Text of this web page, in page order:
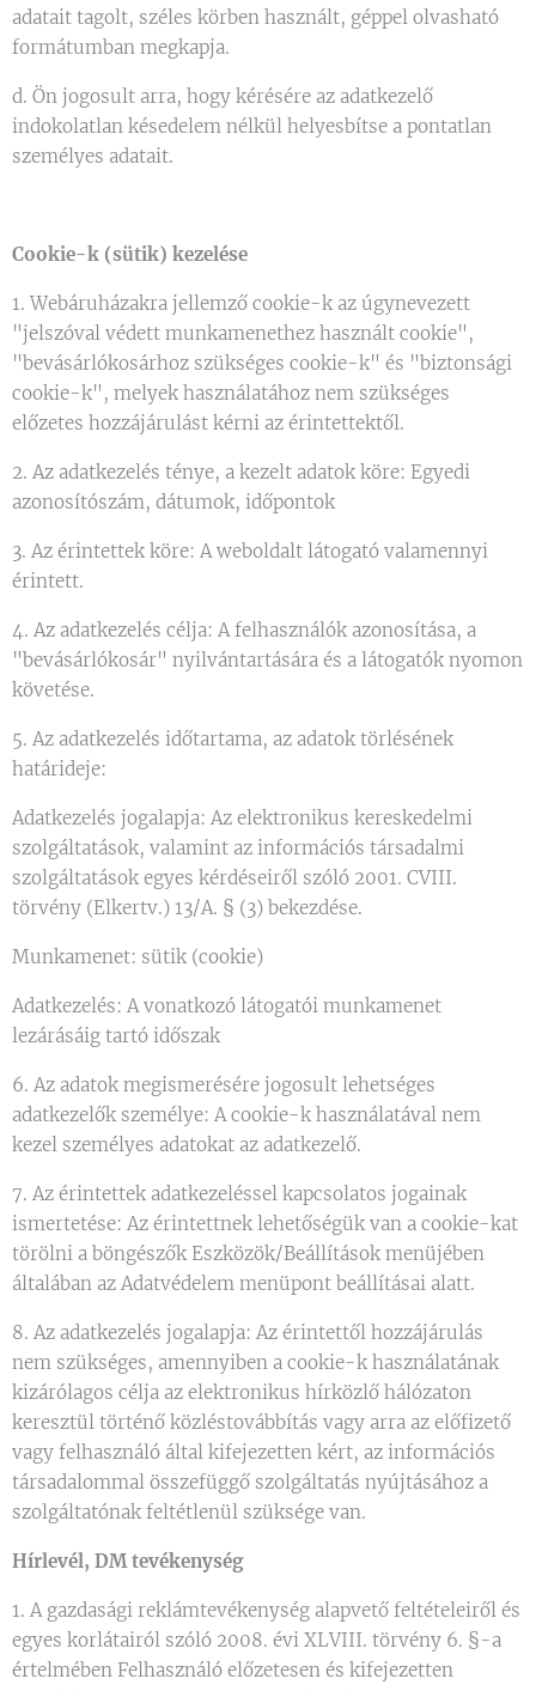
adatait tagolt, széles körben használt, géppel olvasható
formátumban megkapja.
d. Ön jogosult arra, hogy kérésére az adatkezelő
indokolatlan késedelem nélkül helyesbítse a pontatlan
személyes adatait.
Cookie-k (sütik) kezelése
1. Webáruházakra jellemző cookie-k az úgynevezett
"jelszóval védett munkamenethez használt cookie",
"bevásárlókosárhoz szükséges cookie-k" és "biztonsági
cookie-k", melyek használatához nem szükséges
előzetes hozzájárulást kérni az érintettektől.
2. Az adatkezelés ténye, a kezelt adatok köre: Egyedi
azonosítószám, dátumok, időpontok
3. Az érintettek köre: A weboldalt látogató valamennyi
érintett.
4. Az adatkezelés célja: A felhasználók azonosítása, a
"bevásárlókosár" nyilvántartására és a látogatók nyomon
követése.
5. Az adatkezelés időtartama, az adatok törlésének
határideje:
Adatkezelés jogalapja: Az elektronikus kereskedelmi
szolgáltatások, valamint az információs társadalmi
szolgáltatások egyes kérdéseiről szóló 2001. CVIII.
törvény (Elkertv.) 13/A. § (3) bekezdése.
Munkamenet: sütik (cookie)
Adatkezelés: A vonatkozó látogatói munkamenet
lezárásáig tartó időszak
6. Az adatok megismerésére jogosult lehetséges
adatkezelők személye: A cookie-k használatával nem
kezel személyes adatokat az adatkezelő.
7. Az érintettek adatkezeléssel kapcsolatos jogainak
ismertetése: Az érintettnek lehetőségük van a cookie-kat
törölni a böngészők Eszközök/Beállítások menüjében
általában az Adatvédelem menüpont beállításai alatt.
8. Az adatkezelés jogalapja: Az érintettől hozzájárulás
nem szükséges, amennyiben a cookie-k használatának
kizárólagos célja az elektronikus hírközlő hálózaton
keresztül történő közléstovábbítás vagy arra az előfizető
vagy felhasználó által kifejezetten kért, az információs
társadalommal összefüggő szolgáltatás nyújtásához a
szolgáltatónak feltétlenül szüksége van.
Hírlevél, DM tevékenység
1. A gazdasági reklámtevékenység alapvető feltételeiről és
egyes korlátairól szóló 2008. évi XLVIII. törvény 6. §-a
értelmében Felhasználó előzetesen és kifejezetten